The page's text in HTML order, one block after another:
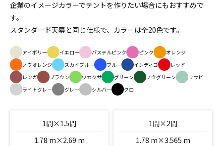
企業のイメージカラーでテントを作りたい場合にもおすすめで
す。
スタンダード天幕と同じ仕様で、カラーは全20色です。
アイボリー イエロー パステルピンク ピンク
オレンジ
ノウオレンジ
スカイブルー ブルー インディゴ
レッド
レンガ
ブラウン ワカクサ グリーン ノウグリーン
ワサビ
ライトグレー
グレー シルバー クロ
1間×1.5間
1.78 m×2.69 m
1間×2間
1.78 m×3.565 m